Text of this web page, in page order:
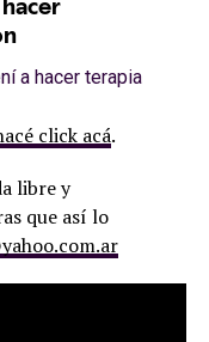
click acá.
libre y
que así lo